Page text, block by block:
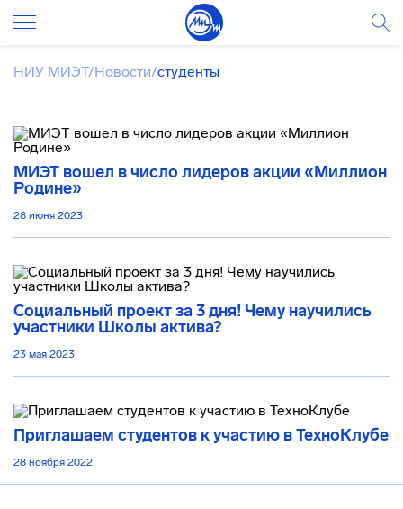
НИУ МИЭТ/Новости/студенты
МИЭТ вошел в число лидеров акции «Миллион
Родине»
28 июня 2023
Социальный проект за 3 дня! Чему научились
участники Школы актива?
23 мая 2023
Приглашаем студентов к участию в ТехноКлубе
28 ноября 2022